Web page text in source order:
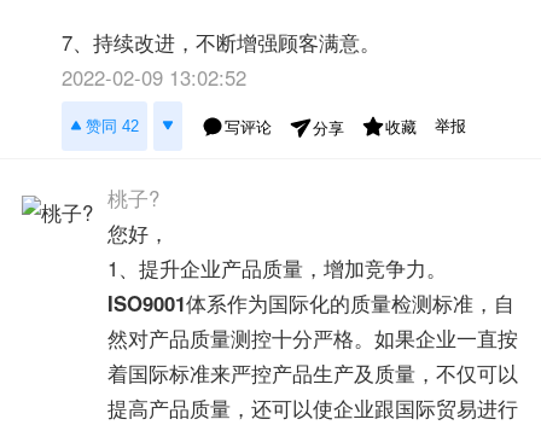
7、持续改进，不断增强顾客满意。
2022-02-09 13:02:52
赞同 42 写评论 分享 收藏 举报
桃子?
您好，
1、提升企业产品质量，增加竞争力。
ISO9001体系作为国际化的质量检测标准，自
然对产品质量测控十分严格。如果企业一直按
着国际标准来严控产品生产及质量，不仅可以
提高产品质量，还可以使企业跟国际贸易进行